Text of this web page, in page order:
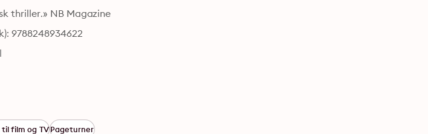
thriller.» NB Magazine
9788248934622
til film og TVPageturner